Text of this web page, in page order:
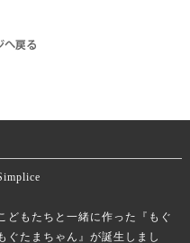
どもたちと一緒に作った『もぐ
ぐたまちゃん』が誕生しまし